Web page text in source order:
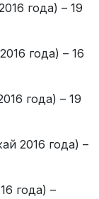
года) – 19
года) – 16
года) – 19
2016 года) –
года) –